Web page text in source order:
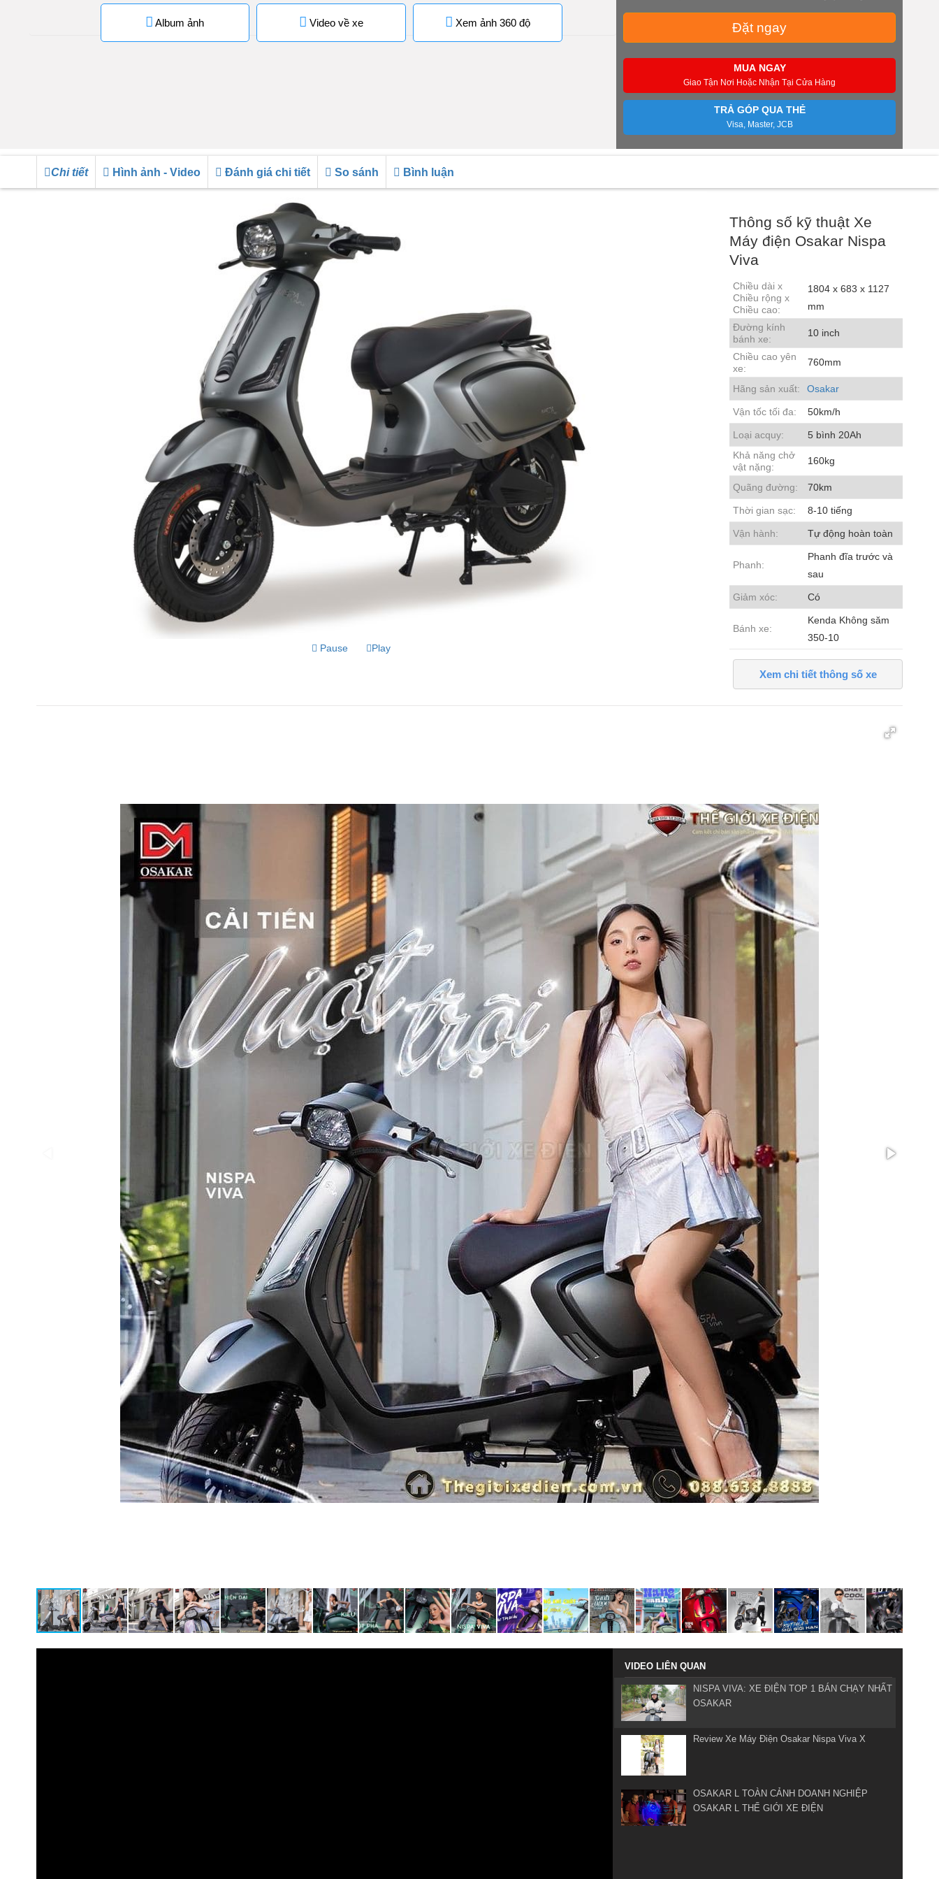
Album ảnh Video về xe Xem ảnh 360 độ Đặt ngay
MUA NGAY
Giao Tận Nơi Hoặc Nhận Tại Cửa Hàng
TRẢ GÓP QUA THẺ
Visa, Master, JCB
Chi tiết Hình ảnh - Video Đánh giá chi tiết So sánh Bình luận
Pause Play
Thông số kỹ thuật Xe
Máy điện Osakar Nispa
Viva
Chiều dài x
Chiều rộng x
Chiều cao:
1804 x 683 x 1127
mm
Đường kính
bánh xe:
10 inch
Chiều cao yên
xe:
760mm
Hãng sản xuất: Osakar
Vận tốc tối đa: 50km/h
Loại acquy:
5 bình 20Ah
Khả năng chở
vật nặng:
160kg
Quãng đường: 70km
Thời gian sạc: 8-10 tiếng
Vận hành: Tự động hoàn toàn
Phanh:
Phanh đĩa trước và
sau
Giảm xóc: Có
Bánh xe:
Kenda Không săm
350-10
Xem chi tiết thông số xe
VIDEO LIÊN QUAN
NISPA VIVA: XE ĐIỆN TOP 1 BÁN CHẠY NHẤT
OSAKAR
Review Xe Máy Điện Osakar Nispa Viva X
OSAKAR L TOÀN CẢNH DOANH NGHIỆP
OSAKAR L THẾ GIỚI XE ĐIỆN